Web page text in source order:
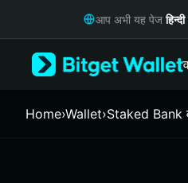
Русский
Italiano
आप अभी यह पेजहिन्दी
Home›Wallet›Staked Bank